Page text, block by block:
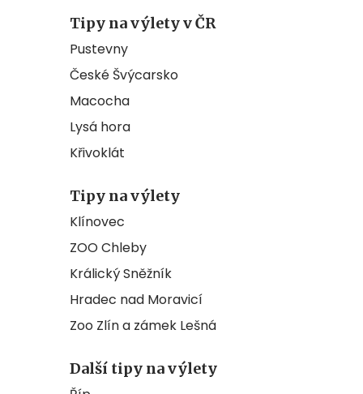
Tipy na výlety v ČR
Pustevny
České Švýcarsko
Macocha
Lysá hora
Křivoklát
Tipy na výlety
Klínovec
ZOO Chleby
Králický Sněžník
Hradec nad Moravicí
Zoo Zlín a zámek Lešná
Další tipy na výlety